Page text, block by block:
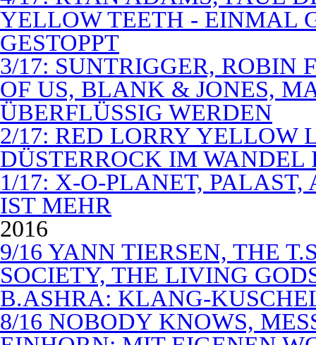
YELLOW TEETH - EINMAL
GESTOPPT
3/17: SUNTRIGGER, ROBIN
OF US, BLANK & JONES,
ÜBERFLÜSSIG WERDEN
2/17: RED LORRY YELLOW
DÜSTERROCK IM WANDEL
1/17: X-O-PLANET,
IST MEHR
2016
9/16 YANN TIERSEN, THE
SOCIETY, THE LIVING
B.ASHRA: KLANG-
8/16 NOBODY KNOWS,